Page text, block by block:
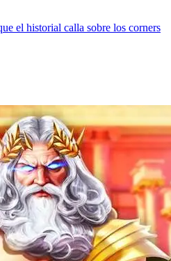
el historial calla sobre los corners